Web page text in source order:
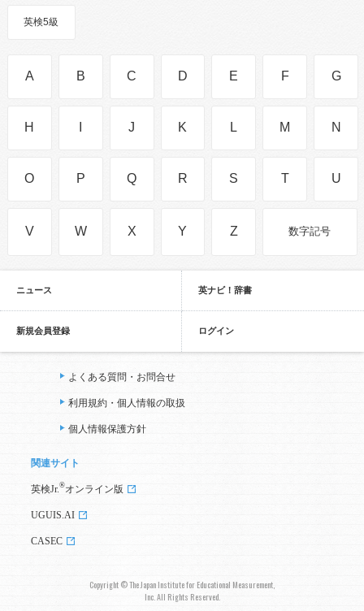
英検5級
A B C D E F G
H J K L M N
O P Q R S T U
V W X Y Z 数字記号
ニュース 英ナビ！辞書
新規会員登録 ログイン
よくある質問・お問合せ
利用規約・個人情報の取扱
個人情報保護方針
関連サイト
英検Jr. ®オンライン版
UGUIS.AI
CASEC
Copyright © The Japan Institute for Educational Measurement,
Inc. All Rights Reserved.